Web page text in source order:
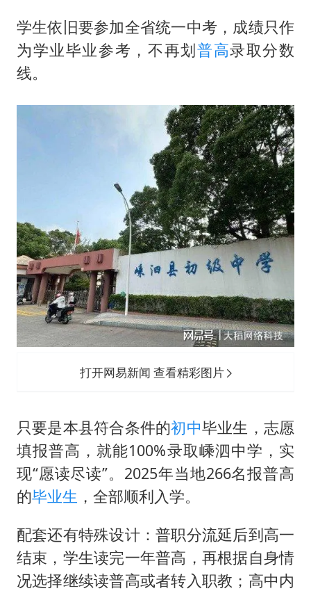
学生依旧要参加全省统一中考，成绩只作
为学业毕业参考，不再划普高录取分数
线。
打开网易新闻 查看精彩图片
只要是本县符合条件的初中毕业生，志愿
填报普高，就能100%录取嵊泗中学，实
现“愿读尽读”。2025年当地266名报普高
的毕业生 ，全部顺利入学。
配套还有特殊设计：普职分流延后到高一
结束，学生读完一年普高，再根据自身情
况选择继续读普高或者转入职教；高中内